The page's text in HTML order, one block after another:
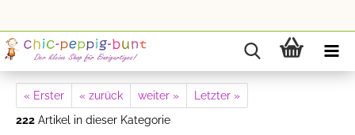
« Erster « zurück weiter »
Letzter »
222 Artikel in dieser Kategorie